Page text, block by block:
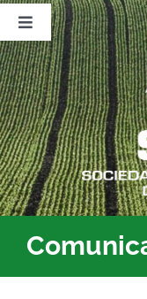
Saltar
contenido
Toggle
Navigation
Nosotros
Publicaciones
Sala de Prensa
Eventos